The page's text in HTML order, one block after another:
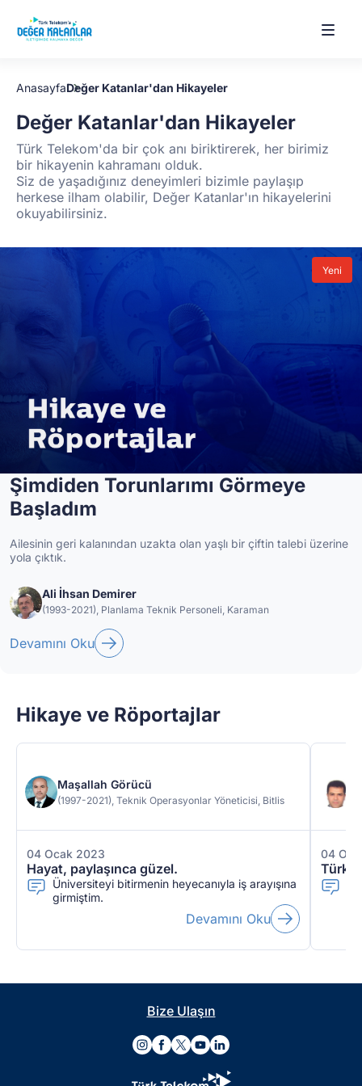
Katanlar'dan
Hikayeler
AnasayfaDeğer Katanlar'dan Hikayeler
Değer Katanlar'dan Hikayeler
Türk Telekom'da bir çok anı biriktirerek, her birimiz
bir hikayenin kahramanı olduk.
Siz de yaşadığınız deneyimleri bizimle paylaşıp
herkese ilham olabilir, Değer Katanlar'ın hikayelerini
okuyabilirsiniz.
Şimdiden Torunlarımı Görmeye
Başladım
Ailesinin geri kalanından uzakta olan yaşlı bir çiftin talebi üzerine
yola çıktık.
Ali İhsan Demirer
(1993-2021), Planlama Teknik Personeli, Karaman
Devamını Oku
Yeni
Hikaye ve Röportajlar
Maşallah Görücü
(1997-2021), Teknik Operasyonlar Yöneticisi, Bitlis
04 Ocak 2023
Hayat, paylaşınca güzel.
Üniversiteyi bitirmenin heyecanıyla iş arayışına
girmiştim.
Devamını Oku
04
Türk